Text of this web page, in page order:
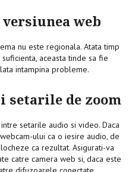
web
nu este regionala. Atata timp
aceasta tinde sa fie
intampina probleme.
setarile de zoom
setarile audio si video. Daca
ului ca o iesire audio, de
ca rezultat. Asigurati-va
catre camera web si, daca este